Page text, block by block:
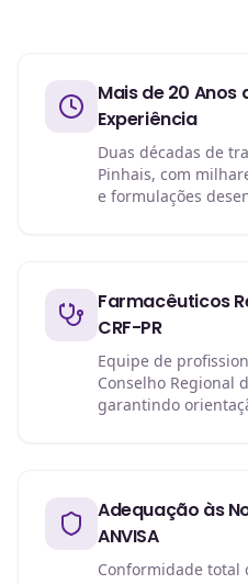
Mais de 20 Anos
Experiência
Duas décadas de
Pinhais, com
e formulações
Farmacêuticos
CRF-PR
Equipe de
Conselho Regional
garantindo
Adequação às
ANVISA
Conformidade total